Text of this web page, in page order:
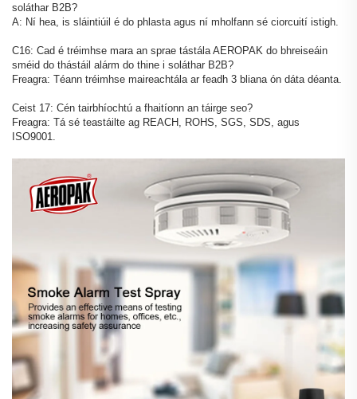
soláthar B2B?
A: Ní hea, is sláintiúil é do phlasta agus ní mholfann sé ciorcuití istigh.
C16: Cad é tréimhse mara an sprae tástála AEROPAK do bhreiseáin
sméid do thástáil alárm do thine i soláthar B2B?
Freagra: Téann tréimhse maireachtála ar feadh 3 bliana ón dáta déanta.
Ceist 17: Cén tairbhíochtú a fhaitíonn an táirge seo?
Freagra: Tá sé teastáilte ag REACH, ROHS, SGS, SDS, agus
ISO9001.